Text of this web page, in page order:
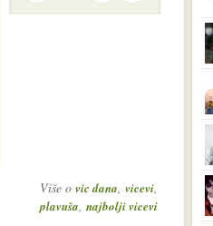
Više o vic dana, vicevi,
plavuša, najbolji vicevi